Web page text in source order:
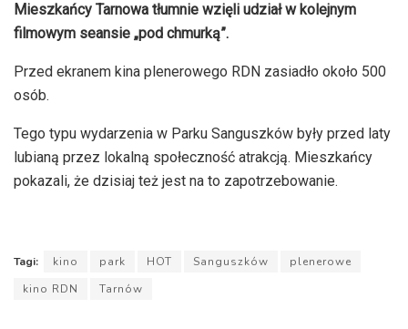
Mieszkańcy Tarnowa tłumnie wzięli udział w kolejnym
filmowym seansie „pod chmurką”.
Przed ekranem kina plenerowego RDN zasiadło około 500
osób.
Tego typu wydarzenia w Parku Sanguszków były przed laty
lubianą przez lokalną społeczność atrakcją. Mieszkańcy
pokazali, że dzisiaj też jest na to zapotrzebowanie.
Tagi: kino park HOT Sanguszków
plenerowe
kino RDN
Tarnów